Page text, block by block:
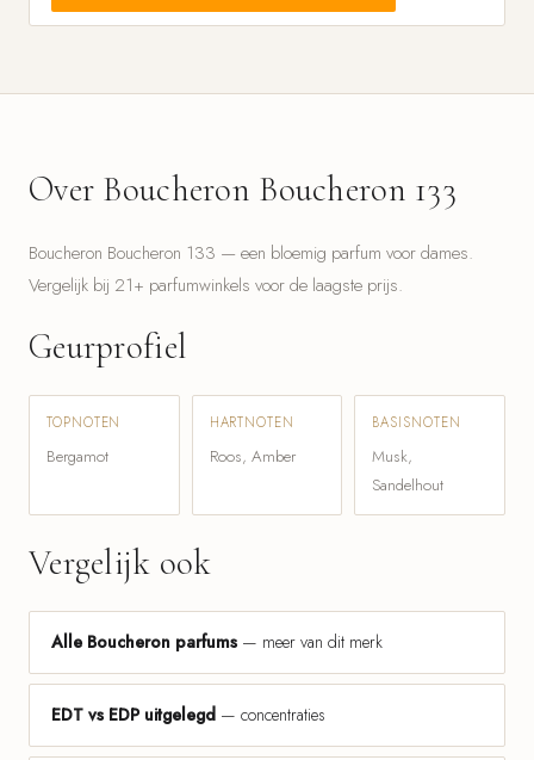
Over Boucheron Boucheron 133
Boucheron Boucheron 133 — een bloemig parfum voor dames.
Vergelijk bij 21+ parfumwinkels voor de laagste prijs.
Geurprofiel
TOPNOTEN
Bergamot
HARTNOTEN
Roos, Amber
BASISNOTEN
Musk,
Sandelhout
Vergelijk ook
Alle Boucheron parfums — meer van dit merk
EDT vs EDP uitgelegd — concentraties